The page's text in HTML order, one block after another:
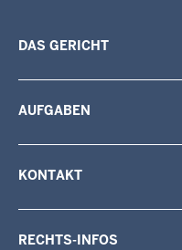
DAS GERICHT
AUFGABEN
KONTAKT
RECHTS-INFOS